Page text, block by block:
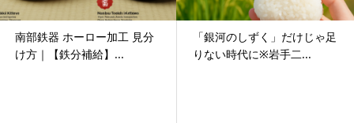
ホーロー加工 見分
鉄分補給】...
「銀河のしずく」だけじゃ足
りない時代に※岩手二...
「捌